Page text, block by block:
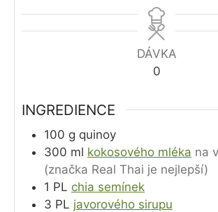
DÁVKA
0
INGREDIENCE
100 g quinoy
300 ml kokosového mléka na
(značka Real Thai je nejlepší)
1 PL chia semínek
3 PL javorového sirupu